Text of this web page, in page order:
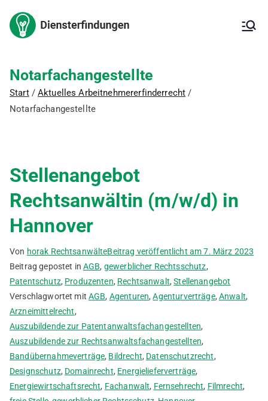
Inhalt
springen
Arbeitnehm
ererfindung
– Kanzlei
Arbeitnehmererfinderrech
ütung,
Erfindungsmeldung,
Inanspruchnahme der
Vergütungsvereinbarung,
Betriebsgeheimnis,
Verbesserungsvorschläge,
Innovationsförderung,
internationales Patent,
Gebrauchsmuster
Notarfachangestellte
Start
Aktuelles Arbeitnehmererfinderrecht
Notarfachangestellte
Stellenangebot
Rechtsanwältin (m/w/d) in
Hannover
Von horak RechtsanwälteBeitrag veröffentlicht am7. März 2023
Beitrag gepostet inAGB, gewerblicher Rechtsschutz,
Patentschutz, Produzenten, Rechtsanwalt,Stellenangebot
Verschlagwortet mitAGB, Agenturen,Agenturverträge,Anwalt,
Arzneimittelrecht,
Auszubildende zur Patentanwaltsfachangestellten,
Auszubildende zur Rechtsanwaltsfachangestellten,
Bandübernahmeverträge, Bildrecht, Datenschutzrecht,
Designschutz, Domainrecht, Energielieferverträge,
Energiewirtschaftsrecht, Fachanwalt, Fernsehrecht, Filmrecht,